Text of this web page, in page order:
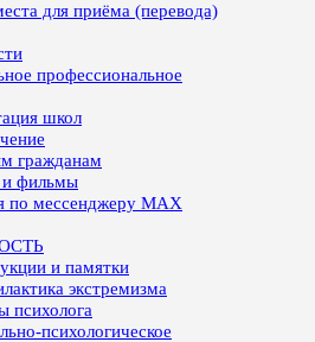
для приёма (перевода)
профессиональное
школ
гражданам
фильмы
по мессенджеру MAX
и памятки
экстремизма
психолога
психологическое